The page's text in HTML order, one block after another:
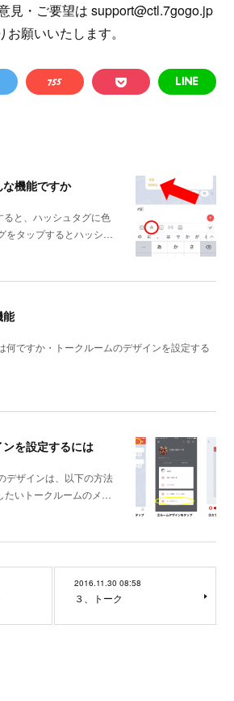
見・ご要望は support@ctl.7gogo.jp
お願いいたします。
機能ですか
と、ハッシュタグに色
をタップするとハッシ…
能
何ですか・トークルームのデザインを設定する
ンを設定するには
デザインは、以下の方法
たいトークルームのメ…
2016.11.30 08:58
３、トーク